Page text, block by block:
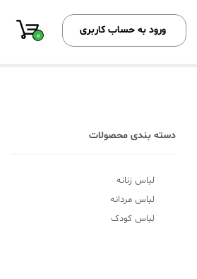
ورود به حساب کاربری 0
دسته بندی محصولات
لباس زنانه
لباس مردانه
لباس کودک